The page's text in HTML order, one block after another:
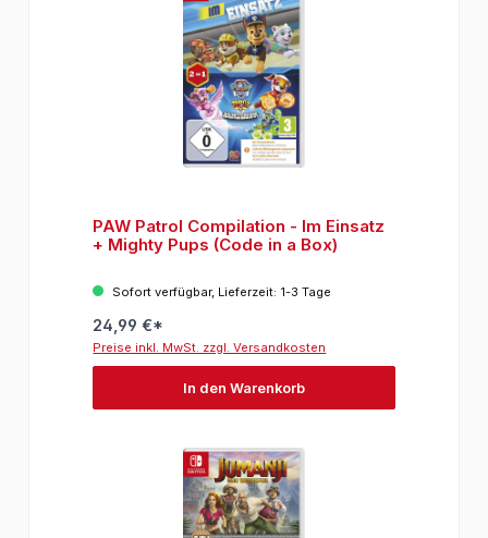
PAW Patrol Compilation - Im Einsatz
+ Mighty Pups (Code in a Box)
Sofort verfügbar, Lieferzeit: 1-3 Tage
24,99 €*
Preise inkl. MwSt. zzgl. Versandkosten
In den Warenkorb